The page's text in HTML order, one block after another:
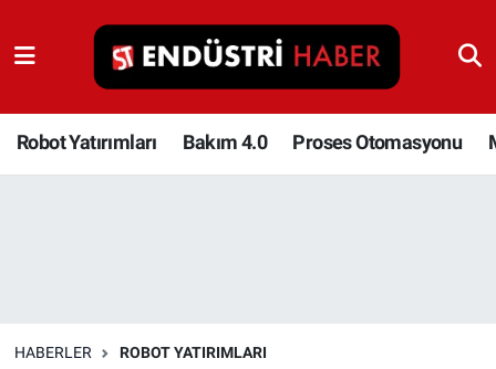
Robot Yatırımları Bakım 4.0 Proses Otomasyonu
HABERLER ROBOT YATIRIMLARI
Robot Yatırımları
Bakım 4.0